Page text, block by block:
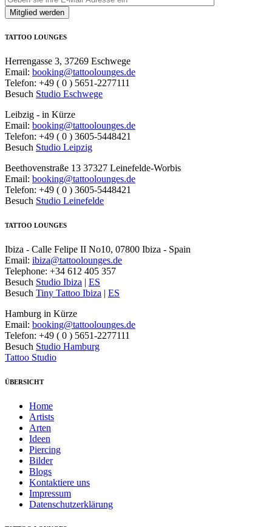
TATTOO LOUNGES
Herrengasse 3, 37269 Eschwege
Email: booking@tattoolounges.de
Telefon: +49 ( 0 ) 5651-2277111
Besuch Studio Eschwege
Leibzig - in Kürze
Email: booking@tattoolounges.de
Telefon: +49 ( 0 ) 3605-5448421
Besuch Studio Leipzig
Beethovenstraße 13 37327 Leinefelde-Worbis
Email: booking@tattoolounges.de
Telefon: +49 ( 0 ) 3605-5448421
Besuch Studio Leinefelde
TATTOO LOUNGES
Ibiza - Calle Felipe II No10, 07800 Ibiza - Spain
Email: ibiza@tattoolounges.de
Telephone: +34 612 405 357
Besuch Studio Ibiza | ES
Besuch Tiny Tattoo Ibiza | ES
Hamburg in Kürze
Email: booking@tattoolounges.de
Telefon: +49 ( 0 ) 5651-2277111
Besuch Studio Hamburg
Tattoo Studio
ÜBERSICHT
Home
Artists
Arten
Ideen
Piercing
Bilder
Blogs
Kontaktiere uns
Impressum
Datenschutzerklärung